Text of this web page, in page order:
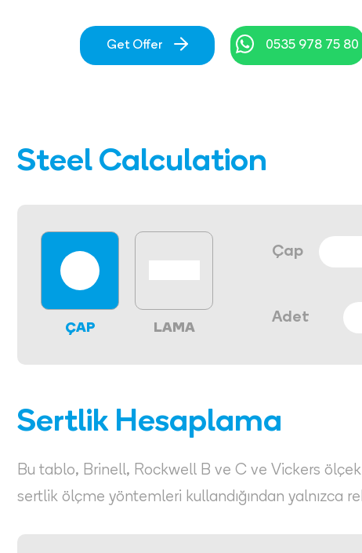
Get Offer 0535 978 75 80
Steel Calculation
ÇAP LAMA
Çap
Adet
Sertlik Hesaplama
Bu tablo, Brinell, Rockwell B ve C ve Vickers
sertlik ölçme yöntemleri kullandığından yalnızca